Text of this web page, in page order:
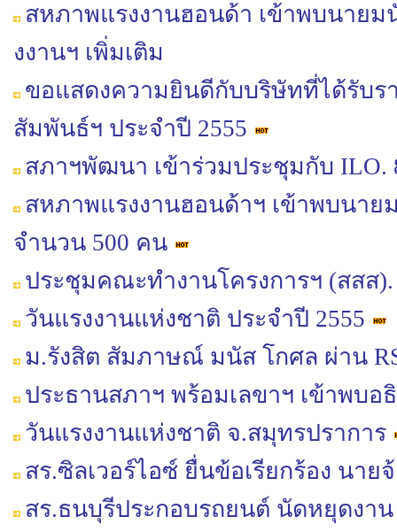
สหภาพแรงงานฮอนด้า เข้าพบนาย
งงานฯ เพิ่มเติม
ขอแสดงความยินดีกับบริษัทที่ได้รับร
สัมพันธ์ฯ ประจำปี 2555
สภาฯพัฒนา เข้าร่วมประชุมกับ ILO.
สหภาพแรงงานฮอนด้าฯ เข้าพบนา
จำนวน 500 คน
ประชุมคณะทำงานโครงการฯ (สสส).
วันแรงงานแห่งชาติ ประจำปี 2555
ม.รังสิต สัมภาษณ์ มนัส โกศล ผ่าน
ประธานสภาฯ พร้อมเลขาฯ เข้าพบอ
วันแรงงานแห่งชาติ จ.สมุทรปราการ
สร.ซิลเวอร์ไอซ์ ยื่นข้อเรียกร้อง นา
สร.ธนบุรีประกอบรถยนต์ นัดหยุดงาน